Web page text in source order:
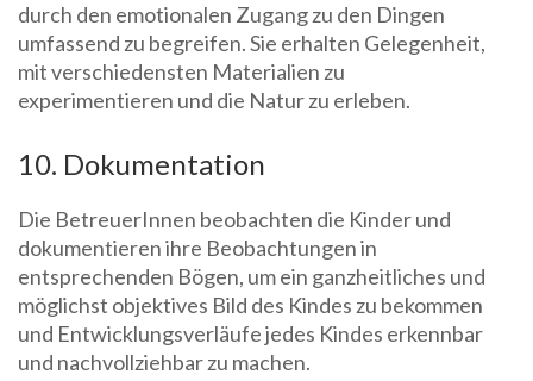
durch den emotionalen Zugang zu den Dingen
umfassend zu begreifen. Sie erhalten Gelegenheit,
mit verschiedensten Materialien zu
experimentieren und die Natur zu erleben.
10. Dokumentation
Die BetreuerInnen beobachten die Kinder und
dokumentieren ihre Beobachtungen in
entsprechenden Bögen, um ein ganzheitliches und
möglichst objektives Bild des Kindes zu bekommen
und Entwicklungsverläufe jedes Kindes erkennbar
und nachvollziehbar zu machen.